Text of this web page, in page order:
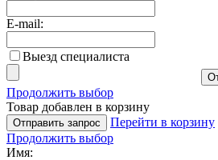
E-mail:
Выезд специалиста
Продолжить выбор
Товар добавлен в корзину
Отправить запрос
Перейти в корзину
Продолжить выбор
Имя: